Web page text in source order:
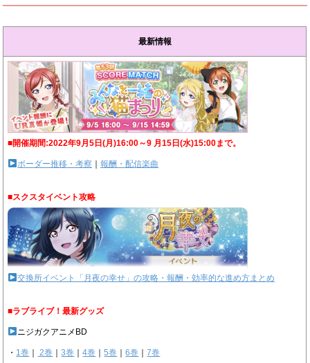
最新情報
■開催期間:2022年9月5日(月)16:00～9 月15日(水)15:00まで。
ボーダー推移・考察 ｜報酬・配信楽曲
■スクスタイベント攻略
交換所イベント「月夜の幸せ」の攻略・報酬・効率的な進め方まとめ
■ラブライブ！最新グッズ
ニジガクアニメBD
・ 1巻 2巻 ｜3巻 ｜4巻 ｜5巻 ｜6巻 ｜7巻